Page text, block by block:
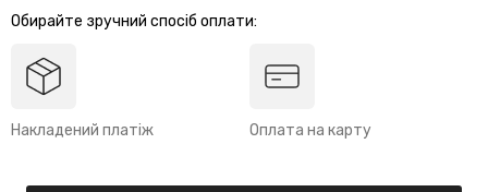
Обирайте зручний спосіб оплати:
Накладений платіж Оплата на карту